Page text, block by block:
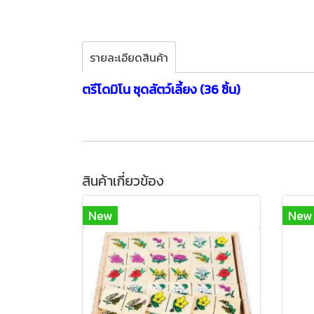
รายละเอียดสินค้า
ตรีโดมิโน ชุดสัตว์เลี้ยง (36 ชิ้น)
สินค้าเกี่ยวข้อง
New New